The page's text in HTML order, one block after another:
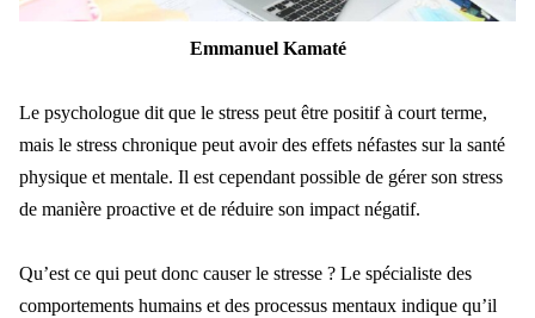
Emmanuel Kamaté
Le psychologue dit que le stress peut être positif à court terme,
mais le stress chronique peut avoir des effets néfastes sur la santé
physique et mentale. Il est cependant possible de gérer son stress
de manière proactive et de réduire son impact négatif.
Qu’est ce qui peut donc causer le stresse ? Le spécialiste des
comportements humains et des processus mentaux indique qu’il